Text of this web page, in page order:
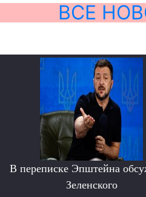
ВСЕ
В переписке Эпштейна
Зеленского